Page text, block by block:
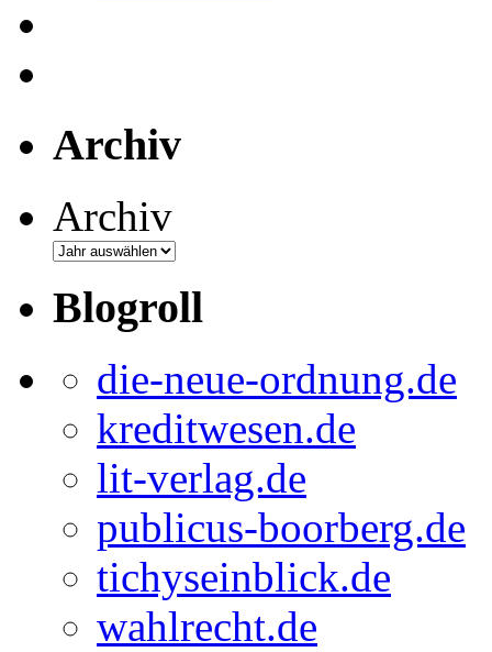
Archiv
Archiv
Blogroll
die-neue-ordnung.de
kreditwesen.de
lit-verlag.de
publicus-boorberg.de
tichyseinblick.de
wahlrecht.de